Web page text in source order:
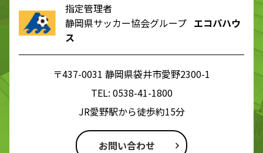
指定管理者
静岡県サッカー協会グループ エコパハウ
ス
〒437-0031 静岡県袋井市愛野2300-1
TEL: 0538-41-1800
JR愛野駅から徒歩約15分
お問い合わせ